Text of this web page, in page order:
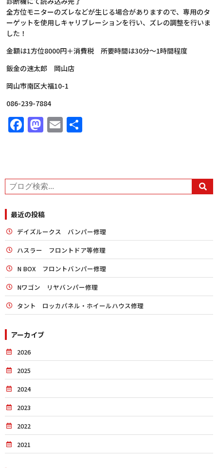
全方位モニターのズレなどが生じる場合がありますので、専用のタ
ーゲットを使用しキャリブレーションを行い、ズレの調整を行いま
した！
金額は1方位8000円＋消費税 所要時間は30分～1時間程度
鈑金の速太郎 岡山店
岡山市南区大福10-1
086-239-7884
Facebook
Mastodon
Email
最近の投稿
デイズルークス バンパー修理
ハスラー フロントドア等修理
N BOX フロントバンパー修理
Nワゴン リヤバンパー修理
タント ロッカパネル・ホイールハウス修理
アーカイブ
2026
2025
2024
2023
2022
2021